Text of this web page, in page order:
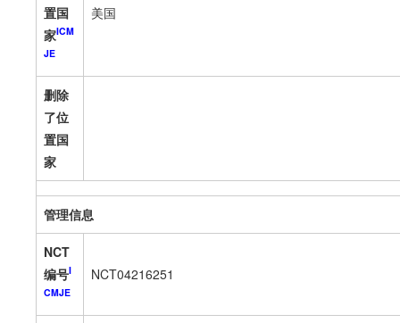
置国
家ICM
JE
美国
删除
了位
置国
家
管理信息
NCT
编号I
CMJE
NCT04216251